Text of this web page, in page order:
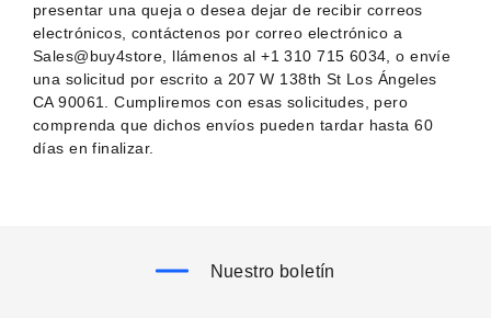
presentar una queja o desea dejar de recibir correos
electrónicos, contáctenos por correo electrónico a
Sales@buy4store, llámenos al +1 310 715 6034, o envíe
una solicitud por escrito a 207 W 138th St Los Ángeles
CA 90061. Cumpliremos con esas solicitudes, pero
comprenda que dichos envíos pueden tardar hasta 60
días en finalizar.
Nuestro boletín